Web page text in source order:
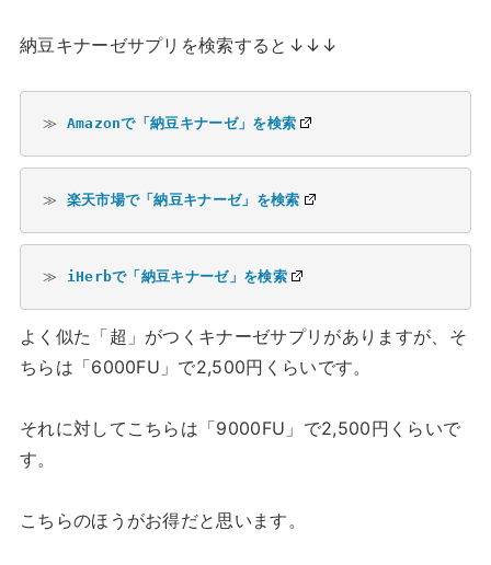
納豆キナーゼサプリを検索すると↓↓↓
≫ Amazonで「納豆キナーゼ」を検索
≫ 楽天市場で「納豆キナーゼ」を検索
≫ iHerbで「納豆キナーゼ」を検索
よく似た「超」がつくキナーゼサプリがありますが、そ
ちらは「6000FU」で2,500円くらいです。
それに対してこちらは「9000FU」で2,500円くらいで
す。
こちらのほうがお得だと思います。